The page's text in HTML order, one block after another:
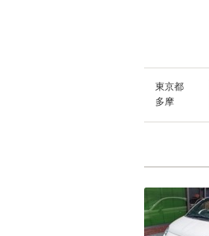
東京都
多摩